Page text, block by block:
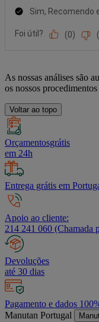
As nossas análises são
os nossos
Voltar ao topo
Orçamentosgrátis
em 24h
Entrega grátis em
Apoio ao cliente:
214 241 060 (Chamada
Devoluções
até 30 dias
Pagamento e dados
Manutan Portugal